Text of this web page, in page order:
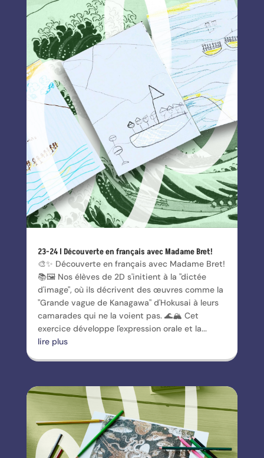
23-24 l Découverte en français avec Madame Bret!
🎨✨ Découverte en français avec Madame Bret!
📚🖼️ Nos élèves de 2D s'initient à la "dictée
d'image", où ils décrivent des œuvres comme la
"Grande vague de Kanagawa" d'Hokusai à leurs
camarades qui ne la voient pas. 🌊🏔️ Cet
exercice développe l'expression orale et la...
lire plus